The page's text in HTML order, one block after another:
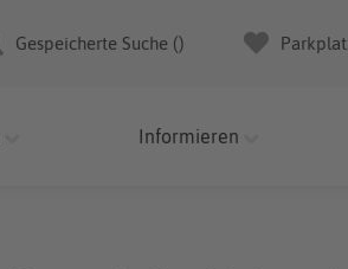
Gespeicherte Suche ()
Informieren